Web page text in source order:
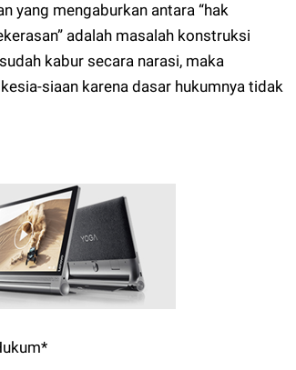
yang mengaburkan antara “hak
adalah masalah konstruksi
kabur secara narasi, maka
siaan karena dasar hukumnya tidak